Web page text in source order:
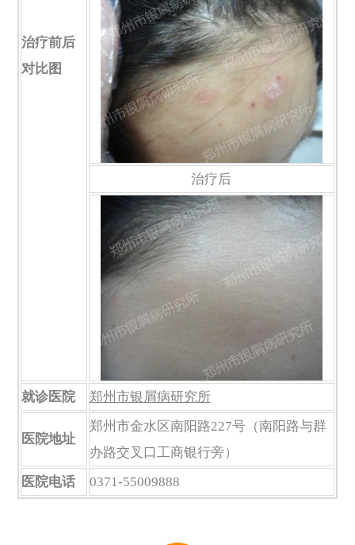
治疗前后
对比图
治疗后
就诊医院 郑州市银屑病研究所
医院地址
郑州市金水区南阳路227号（南阳路与群
办路交叉口工商银行旁）
医院电话
0371-55009888